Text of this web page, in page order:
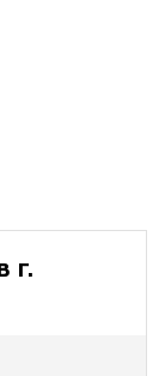
г.